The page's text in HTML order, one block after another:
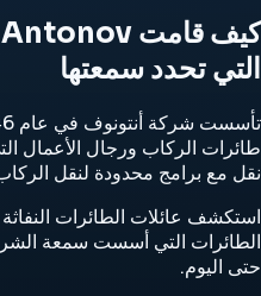
التي تحدد سمعتها
طائرات الركاب ورجال الأعمال
نقل مع برامج محدودة لنقل
الطائرات التي أسست سمعة
حتى اليوم.